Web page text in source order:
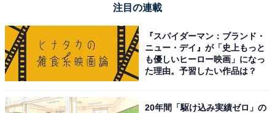
注目の連載
『スパイダーマン：ブランド・
ニュー・デイ』が「史上もっと
も優しいヒーロー映画」になっ
た理由。予習したい作品は？
20年間「駆け込み実績ゼロ」の